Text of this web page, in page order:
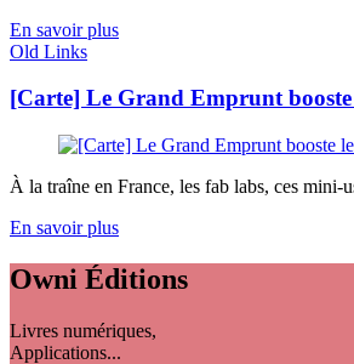
En savoir plus
Old Links
[Carte] Le Grand Emprunt booste
À la traîne en France, les fab labs, ces mini-
En savoir plus
Owni Éditions
Livres numériques,
Applications...